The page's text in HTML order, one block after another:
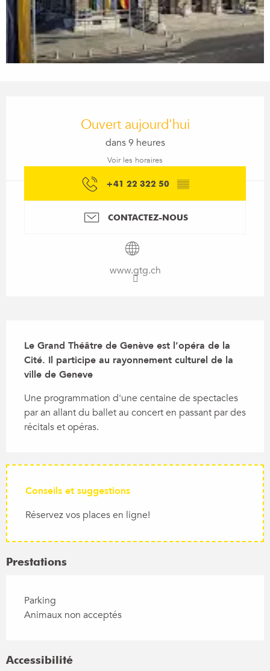
Ouvert aujourd'hui
dans 9 heures
Voir les horaires
+41 22 322 50 ▒▒
CONTACTEZ-NOUS
www.gtg.ch
Le Grand Théâtre de Genève est l’opéra de la
Cité. Il participe au rayonnement culturel de la
ville de Geneve
Une programmation d'une centaine de spectacles
par an allant du ballet au concert en passant par des
récitals et opéras.
Conseils et suggestions
Réservez vos places en ligne!
Prestations
Parking
Animaux non acceptés
Accessibilité